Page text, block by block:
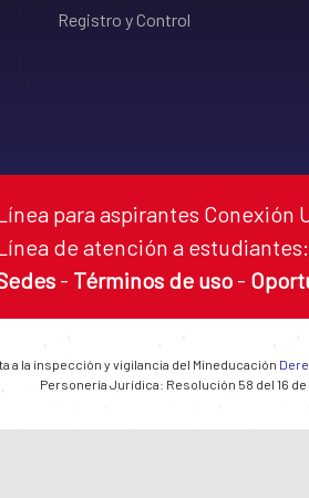
Registro y Control
para aspirantes Conexión
de atención a estudiantes:
- Términos de uso -
la inspección y vigilancia del Mineducación
Personería Jurídica: Resolución 58 del 16